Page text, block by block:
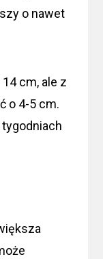
o nawet
cm, ale z
o 4-5 cm.